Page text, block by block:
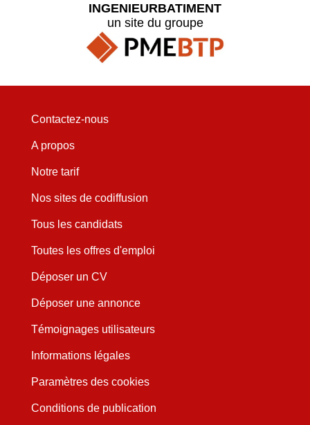
INGENIEURBATIMENT
un site du groupe
Contactez-nous
A propos
Notre tarif
Nos sites de codiffusion
Tous les candidats
Toutes les offres d'emploi
Déposer un CV
Déposer une annonce
Témoignages utilisateurs
Informations légales
Paramètres des cookies
Conditions de publication